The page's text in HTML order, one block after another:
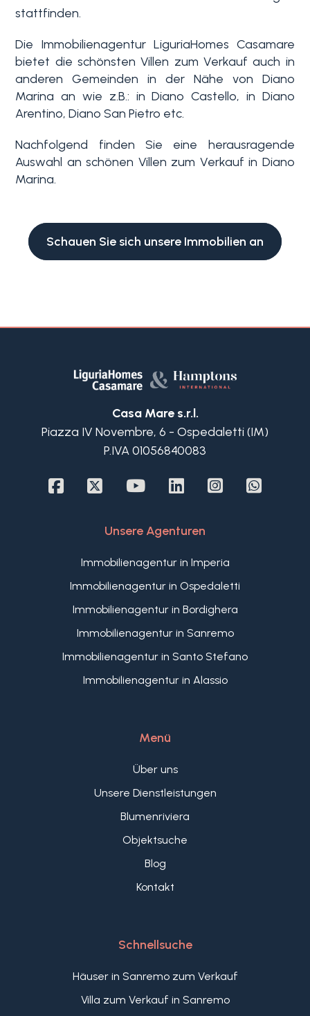
stattfinden.
Die Immobilienagentur LiguriaHomes Casamare
bietet die schönsten Villen zum Verkauf auch in
anderen Gemeinden in der Nähe von Diano
Marina an wie z.B.: in Diano Castello, in Diano
Arentino, Diano San Pietro etc.
Nachfolgend finden Sie eine herausragende
Auswahl an schönen Villen zum Verkauf in Diano
Marina.
Schauen Sie sich unsere Immobilien an
Casa Mare s.r.l.
Piazza IV Novembre, 6 - Ospedaletti (IM)
P.IVA 01056840083
Unsere Agenturen
Immobilienagentur in Imperia
Immobilienagentur in Ospedaletti
Immobilienagentur in Bordighera
Immobilienagentur in Sanremo
Immobilienagentur in Santo Stefano
Immobilienagentur in Alassio
Menü
Über uns
Unsere Dienstleistungen
Blumenriviera
Objektsuche
Blog
Kontakt
Schnellsuche
Häuser in Sanremo zum Verkauf
Villa zum Verkauf in Sanremo
Meerblick